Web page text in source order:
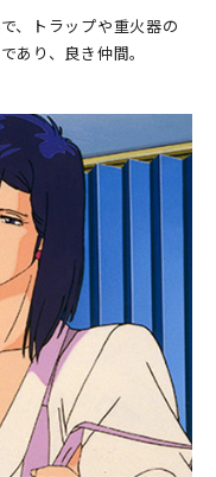
、トラップや重火器の
あり、良き仲間。